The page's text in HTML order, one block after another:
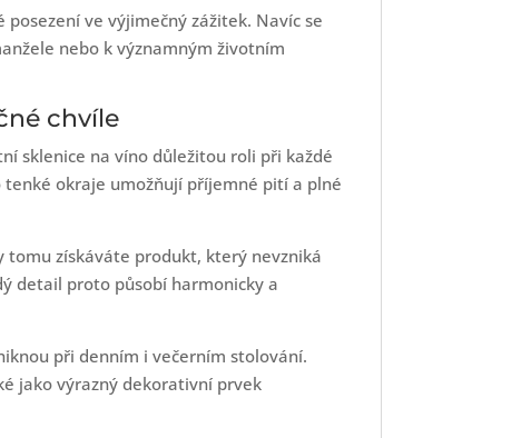
ve výjimečný zážitek. Navíc se
nebo k významným životním
chvíle
sklenice na víno důležitou roli při každé
okraje umožňují příjemné pití a plné
tomu získáváte produkt, který nevzniká
detail proto působí harmonicky a
při denním i večerním stolování.
jako výrazný dekorativní prvek